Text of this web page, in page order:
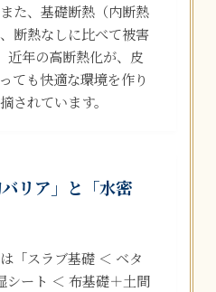
た、基礎断熱（内断熱
断熱なしに比べて被害
近年の高断熱化が、皮
ても快適な環境を作り
されています。
リア」と「水密
「スラブ基礎 ＜ ベタ
シート ＜ 布基礎＋土間